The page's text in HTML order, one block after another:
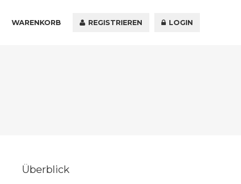
WARENKORB KONTAKT
REGISTRIEREN LOGIN
Überblick